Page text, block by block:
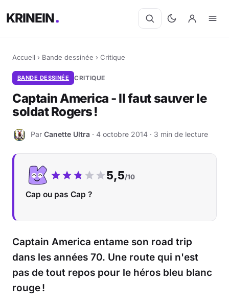
KRINEIN
Accueil › Bande dessinée › Critique
BANDE DESSINÉE CRITIQUE
Captain America - Il faut sauver le
soldat Rogers !
C Par Canette Ultra · 4 octobre 2014 · 3 min de lecture
Notre note :
5,5/10
Cap ou pas Cap ?
Captain America entame son road trip
dans les années 70. Une route qui n'est
pas de tout repos pour le héros bleu blanc
rouge !